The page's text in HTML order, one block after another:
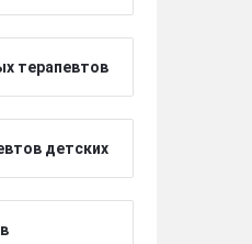
терапевтов
детских